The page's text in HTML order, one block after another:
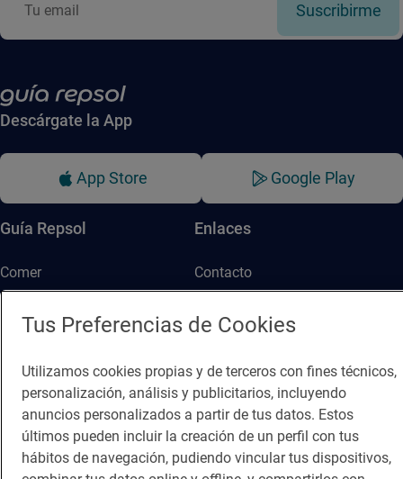
Suscribirme
Descárgate la App
App Store Google Play
Guía Repsol
Comer
Enlaces
Contacto
Política de privacidad Política de cookies Nota legal
Tus Preferencias de Cookies
Utilizamos cookies propias y de terceros con fines técnicos,
personalización, análisis y publicitarios, incluyendo
anuncios personalizados a partir de tus datos. Estos
últimos pueden incluir la creación de un perfil con tus
hábitos de navegación, pudiendo vincular tus dispositivos,